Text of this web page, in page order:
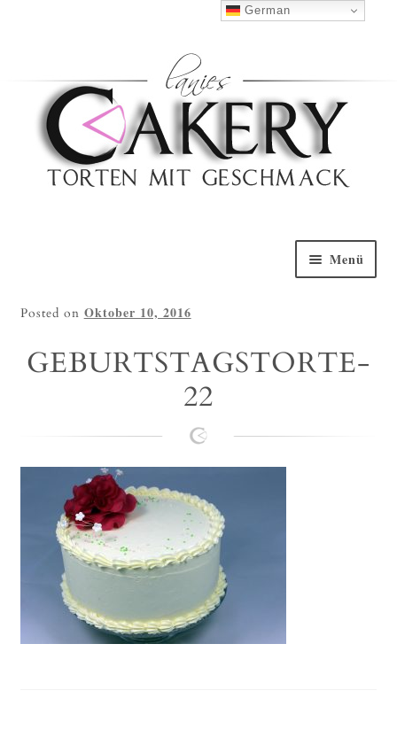
0152 5314 0461 Nach Oben
Menü
Torten Galerie
Torten
Lanie
Kontakt
Posted on Oktober 10, 2016
GEBURTSTAGSTORTE-
22
German